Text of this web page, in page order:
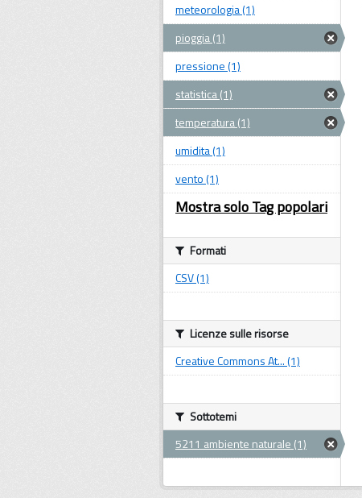
meteorologia (1)
pioggia (1)
pressione (1)
statistica (1)
temperatura (1)
umidita (1)
vento (1)
Mostra solo Tag popolari
Formati
CSV (1)
Licenze sulle risorse
Creative Commons At... (1)
Sottotemi
5211 ambiente naturale (1)